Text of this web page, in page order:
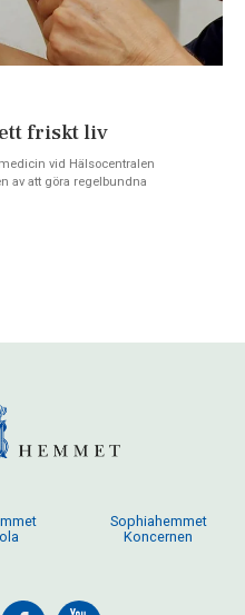
friskt liv
vid Hälsocentralen
av att göra regelbundna
Sophiahemmet
Koncernen